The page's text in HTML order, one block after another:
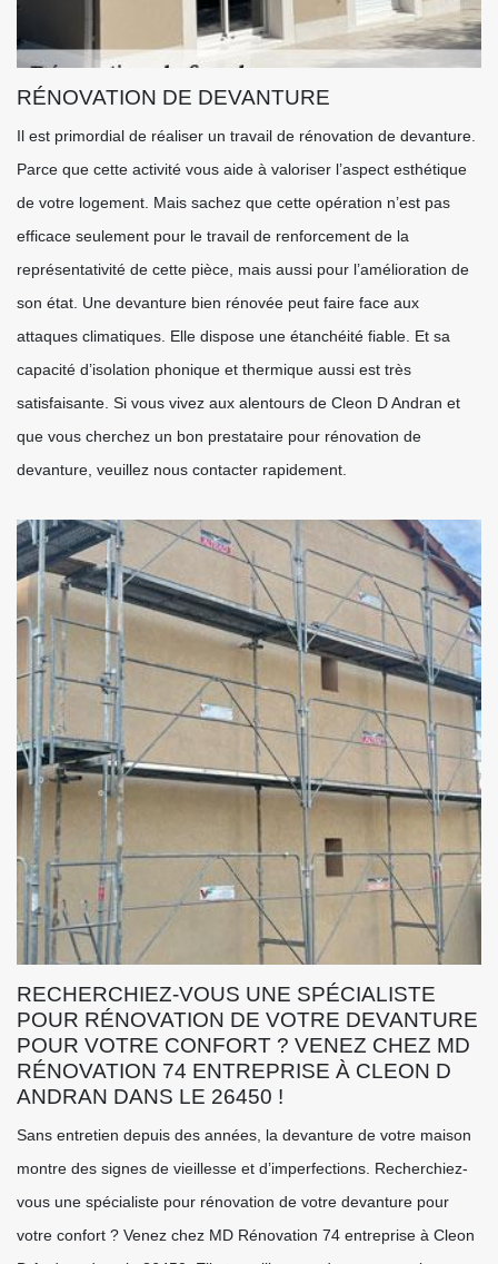
RÉNOVATION DE DEVANTURE
Il est primordial de réaliser un travail de rénovation de devanture.
Parce que cette activité vous aide à valoriser l’aspect esthétique
de votre logement. Mais sachez que cette opération n’est pas
efficace seulement pour le travail de renforcement de la
représentativité de cette pièce, mais aussi pour l’amélioration de
son état. Une devanture bien rénovée peut faire face aux
attaques climatiques. Elle dispose une étanchéité fiable. Et sa
capacité d’isolation phonique et thermique aussi est très
satisfaisante. Si vous vivez aux alentours de Cleon D Andran et
que vous cherchez un bon prestataire pour rénovation de
devanture, veuillez nous contacter rapidement.
RECHERCHIEZ-VOUS UNE SPÉCIALISTE
POUR RÉNOVATION DE VOTRE DEVANTURE
POUR VOTRE CONFORT ? VENEZ CHEZ MD
RÉNOVATION 74 ENTREPRISE À CLEON D
ANDRAN DANS LE 26450 !
Sans entretien depuis des années, la devanture de votre maison
montre des signes de vieillesse et d’imperfections. Recherchiez-
vous une spécialiste pour rénovation de votre devanture pour
votre confort ? Venez chez MD Rénovation 74 entreprise à Cleon